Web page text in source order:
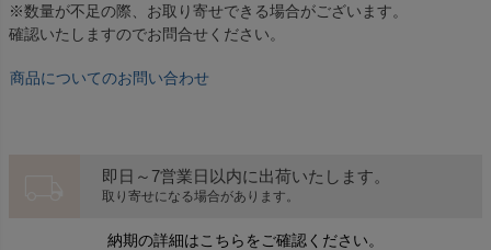
※数量が不足の際、お取り寄せできる場合がございます。
確認いたしますのでお問合せください。
商品についてのお問い合わせ
即日～7営業日以内に出荷いたします。
取り寄せになる場合があります。
納期の詳細はこちらをご確認ください。